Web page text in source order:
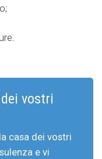
vostri
casa dei vostri
e vi